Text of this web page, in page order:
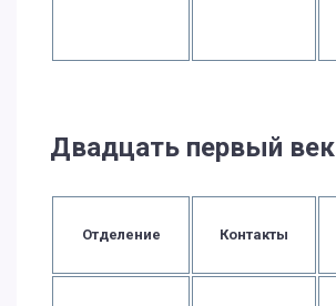
Двадцать первый век
Отделение Контакты